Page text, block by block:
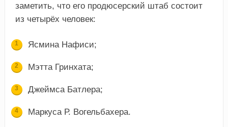
заметить, что его продюсерский штаб состоит
из четырёх человек:
Ясмина Нафиси;
Мэтта Гринхата;
Джеймса Батлера;
Маркуса Р. Вогельбахера.